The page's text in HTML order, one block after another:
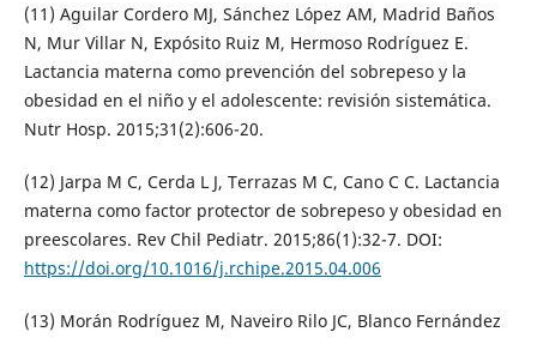
(11) Aguilar Cordero MJ, Sánchez López AM, Madrid Baños
N, Mur Villar N, Expósito Ruiz M, Hermoso Rodríguez E.
Lactancia materna como prevención del sobrepeso y la
obesidad en el niño y el adolescente: revisión sistemática.
Nutr Hosp. 2015;31(2):606-20.
(12) Jarpa M C, Cerda L J, Terrazas M C, Cano C C. Lactancia
materna como factor protector de sobrepeso y obesidad en
preescolares. Rev Chil Pediatr. 2015;86(1):32-7. DOI:
https://doi.org/10.1016/j.rchipe.2015.04.006
(13) Morán Rodríguez M, Naveiro Rilo JC, Blanco Fernández